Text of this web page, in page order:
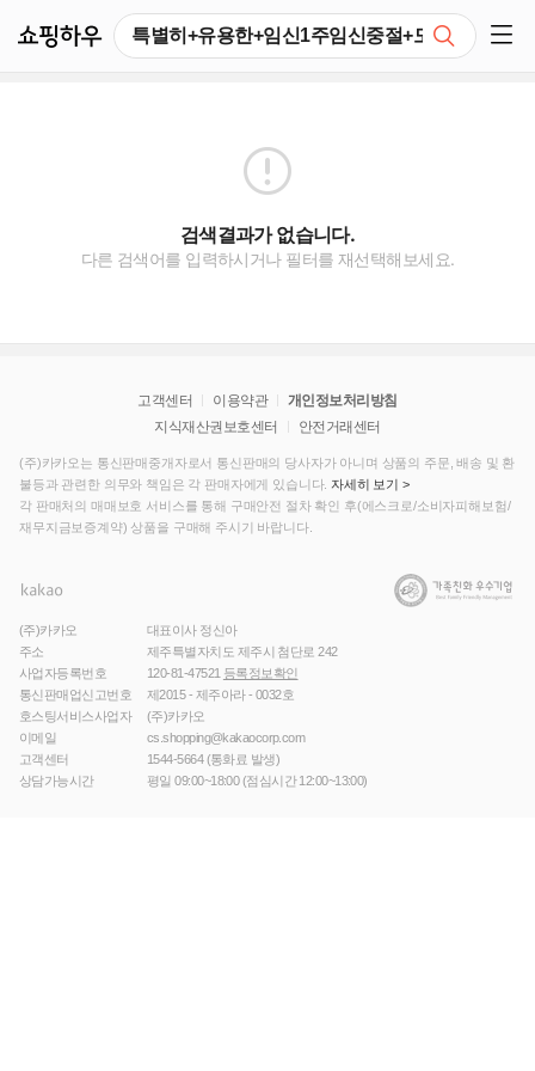
검색결과가 없습니다.
다른 검색어를 입력하시거나 필터를 재선택해보세요.
고객센터 이용약관
개인정보처리방침
지식재산권보호센터
안전거래센터
(주)카카오는 통신판매중개자로서 통신판매의 당사자가 아니며 상품의 주문, 배송 및 환
불등과 관련한 의무와 책임은 각 판매자에게 있습니다. 자세히 보기 >
각 판매처의 매매보호 서비스를 통해 구매안전 절차 확인 후(에스크로/소비자피해보험/
재무지금보증계약) 상품을 구매해 주시기 바랍니다.
(주)카카오
대표이사 정신아
주소
제주특별자치도 제주시 첨단로 242
사업자등록번호
120-81-47521 등록정보확인
통신판매업신고번호
제2015 - 제주아라 - 0032호
호스팅서비스사업자
(주)카카오
이메일
cs.shopping@kakaocorp.com
고객센터
1544-5664(통화료 발생)
상담가능시간
평일 09:00~18:00 (점심시간 12:00~13:00)